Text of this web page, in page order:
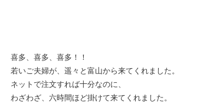
喜多、喜多、喜多！！
若いご夫婦が、遥々と富山から来てくれました。
ネットで注文すれば十分なのに、
わざわざ、六時間ほど掛けて来てくれました。